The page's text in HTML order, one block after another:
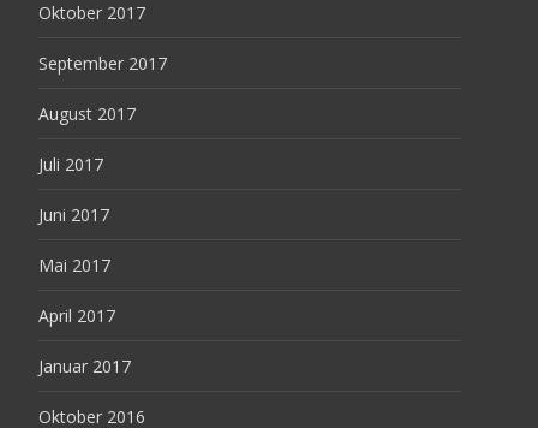
Oktober 2017
September 2017
August 2017
Juli 2017
Juni 2017
Mai 2017
April 2017
Januar 2017
Oktober 2016